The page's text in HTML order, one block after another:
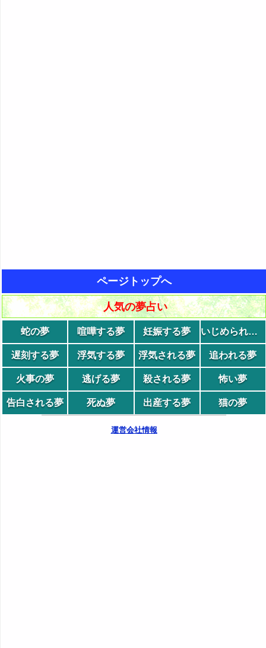
ページトップへ
人気の夢占い
蛇の夢 喧嘩する夢 妊娠する夢 いじめられる夢
遅刻する夢 浮気する夢 浮気される夢 追われる夢
火事の夢 逃げる夢 殺される夢 怖い夢
告白される夢 死ぬ夢 出産する夢 猫の夢
運営会社情報